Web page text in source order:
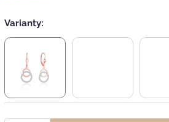
Varianty: